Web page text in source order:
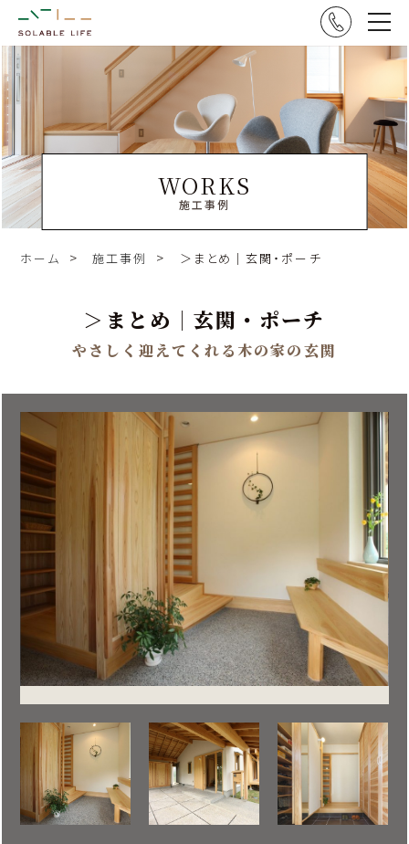
WORKS
施工事例
ホーム 施工事例 ＞まとめ｜玄関・ポーチ
＞まとめ｜玄関・ポーチ
やさしく迎えてくれる木の家の玄関